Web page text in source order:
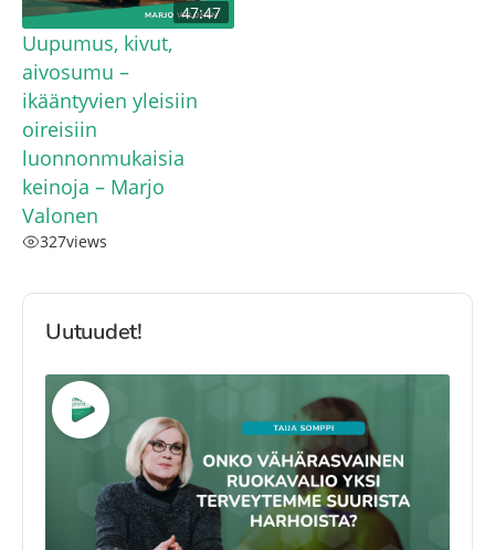
47:47
Uupumus, kivut,
aivosumu –
ikääntyvien yleisiin
oireisiin
luonnonmukaisia
keinoja – Marjo
Valonen
327views
Uutuudet!